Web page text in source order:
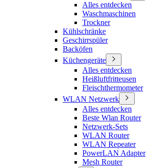
Alles entdecken
Waschmaschinen
Trockner
Kühlschränke
Geschirrspüler
Backöfen
Küchengeräte
Alles entdecken
Heißluftfritteusen
Fleischthermometer
WLAN Netzwerk
Alles entdecken
Beste Wlan Router
Netzwerk-Sets
WLAN Router
WLAN Repeater
PowerLAN Adapter
Mesh Router